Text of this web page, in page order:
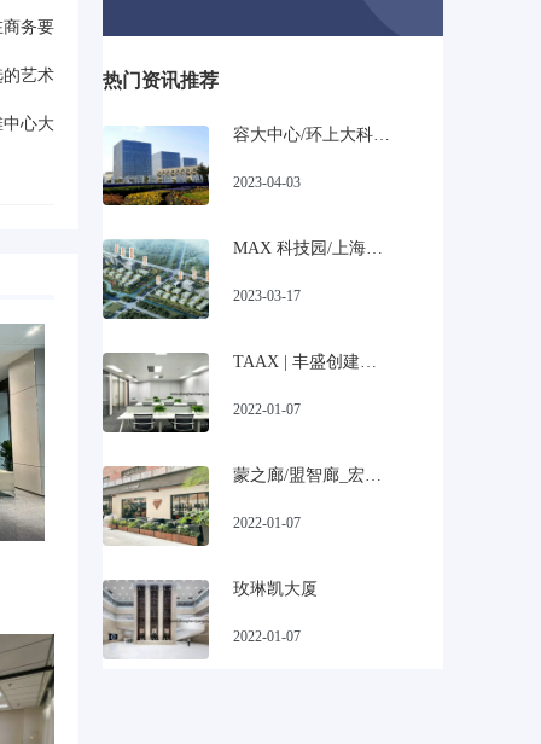
务要
艺术
心大
热门资讯推荐
容大中心/环上大科技园_宝山高性比甲级写字楼
2023-04-03
MAX 科技园/上海宝山美兰湖科技园招商
2023-03-17
TAAX | 丰盛创建大厦
2022-01-07
蒙之廊/盟智廊_宏慧盟慧园
2022-01-07
玫琳凯大厦
2022-01-07